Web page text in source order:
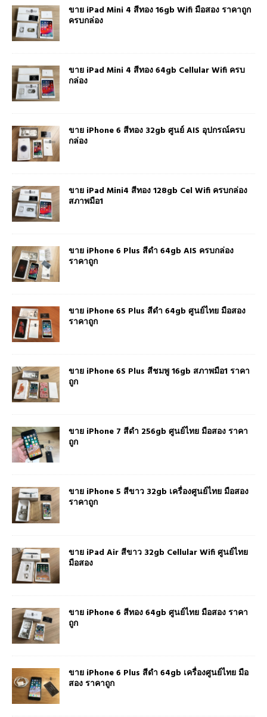
ขาย iPad Mini 4 สีทอง 16gb Wifi มือสอง ราคาถูก
ครบกล่อง
ขาย iPad Mini 4 สีทอง 64gb Cellular Wifi ครบ
กล่อง
ขาย iPhone 6 สีทอง 32gb ศูนย์ AIS อุปกรณ์ครบ
กล่อง
ขาย iPad Mini4 สีทอง 128gb Cel Wifi ครบกล่อง
สภาพมือ1
ขาย iPhone 6 Plus สีดำ 64gb AIS ครบกล่อง
ราคาถูก
ขาย iPhone 6S Plus สีดำ 64gb ศูนย์ไทย มือสอง
ราคาถูก
ขาย iPhone 6S Plus สีชมพู 16gb สภาพมือ1 ราคา
ถูก
ขาย iPhone 7 สีดำ 256gb ศูนย์ไทย มือสอง ราคา
ถูก
ขาย iPhone 5 สีขาว 32gb เครื่องศูนย์ไทย มือสอง
ราคาถูก
ขาย iPad Air สีขาว 32gb Cellular Wifi ศูนย์ไทย
มือสอง
ขาย iPhone 6 สีทอง 64gb ศูนย์ไทย มือสอง ราคา
ถูก
ขาย iPhone 6 Plus สีดำ 64gb เครื่องศูนย์ไทย มือ
สอง ราคาถูก